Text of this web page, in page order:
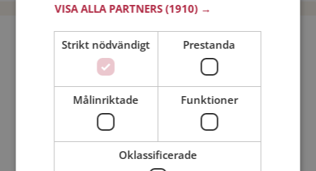
Bli medlem utan kostnad!
Jag är en: Man Kvinna
Min ålder:
VISA ALLA PARTNERS(1910) →
Strikt nödvändigt Prestanda
Målinriktade Funktioner
Oklassificerade